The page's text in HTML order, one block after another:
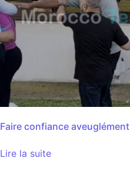
Faire confiance aveuglément
Lire la suite